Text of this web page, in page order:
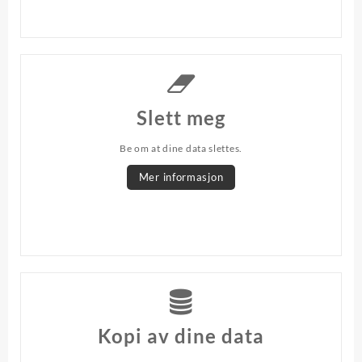
Slett meg
Be om at dine data slettes.
Mer informasjon
Kopi av dine data